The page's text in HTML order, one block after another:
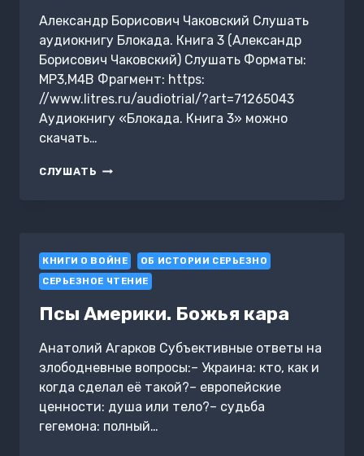
Александр Борисович Чаковский Слушать
аудиокнигу Блокада. Книга 3 (Александр
Борисович Чаковский) Слушать Форматы:
MP3,M4B Фрагмент: https:
//www.litres.ru/audiotrial/?art=71265043
Аудиокнигу «Блокада. Книга 3» можно
скачать…
СЛУШАТЬ БЛОКАДА.
КНИГИ О ВОЙНЕ
ОБ ИСТОРИИ СЕРЬЕЗНО
СЕРЬЕЗНОЕ ЧТЕНИЕ
Псы Америки. Божья кара
Анатолий Агарков Субъективные ответы на
злободневные вопросы:– Украина: кто, как и
когда сделал её такой?– европейские
ценности: душа или тело?– судьба
гегемона: полный…